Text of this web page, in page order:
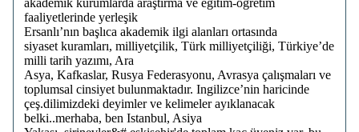
akademik kurumlarda araştırma ve eğitim-öğretim
faaliyetlerinde yerleşik
Ersanlı’nın başlıca akademik ilgi alanları ortasında
siyaset kuramları, milliyetçilik, Türk milliyetçiliği, Türkiye’de
milli tarih yazımı, Ara
Asya, Kafkaslar, Rusya Federasyonu, Avrasya çalışmaları ve
toplumsal cinsiyet bulunmaktadır. Ingilizce’nin haricinde
çeş.dilimizdeki deyimler ve kelimeler ayıklanacak
belki..merhaba, ben Istanbul, Asiya